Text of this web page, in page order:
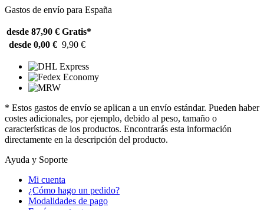
Gastos de envío para España
desde 87,90 € Gratis*
desde 0,00 € 9,90 €
* Estos gastos de envío se aplican a un envío estándar. Pueden haber
costes adicionales, por ejemplo, debido al peso, tamaño o
características de los productos. Encontrarás esta información
directamente en la descripción del producto.
Ayuda y Soporte
Mi cuenta
¿Cómo hago un pedido?
Modalidades de pago